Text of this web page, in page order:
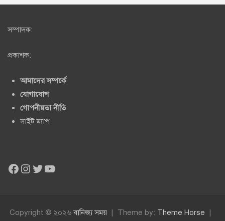
সম্পাদক:
প্রকাশক:
আমাদের সম্পর্কে
যোগাযোগ
গোপনীয়তা নীতি
সাইট ম্যাপ
Facebook
Instagram
Twitter
YouTube
Copyright © ২০২৬বানিজ্য সময় Theme by: Theme Horse